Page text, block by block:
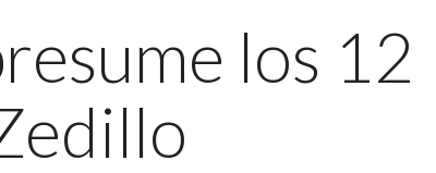
los 12